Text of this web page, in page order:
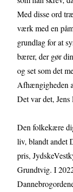
Med disse ord
værk med en
grundlag for at
bærer, der gør
og set som det
Afhængigheden
Det var det,
Den folkekære
liv, blandt andet
pris,
Grundtvig. I